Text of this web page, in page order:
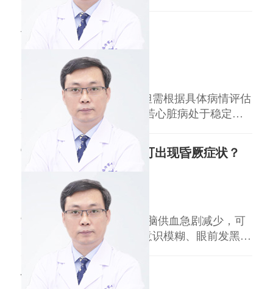
55mmHg，收缩压正常（90139mmHg），可能为
生理性低血压；若收缩压也低于90mmHg，属于
病理性低血压，需警惕。 生理性低血压（舒张
压5560mmHg，收缩压正常）：多见于年轻女
性、长期运动人群或体质较弱
有心脏病可以结婚吗
王益民 副主任医师
临汾市人民医院
有心脏病的人可以结婚，但需根据具体病情评估
风险。 一、病情稳定者：若心脏病处于稳定
期，心功能良好，无严重心律失常或心肌缺血，
且经过规范治疗，通常可正常结婚。这类患者需
在医生指导下控制基础疾病，定期复查，避免过
度劳累和情绪激动。 二、轻度心脏病患者：如
轻度先天性心脏病、瓣膜轻微反流等，心功能ⅠⅡ
常温下心博停止几秒后可出现昏厥症状？
王益民 副主任医师
临汾市人民医院
常温下心搏停止510秒后，脑供血急剧减少，可
出现短暂昏厥症状，伴随意识模糊、眼前发黑。
1 健康成人 健康成人心脏停搏5秒以上会因脑缺
氧出现晕厥，10秒以上可伴肢体抽搐或短暂意识
丧失。此类情况多因心搏骤停或严重心律失常引
做一次心脏造影多少钱